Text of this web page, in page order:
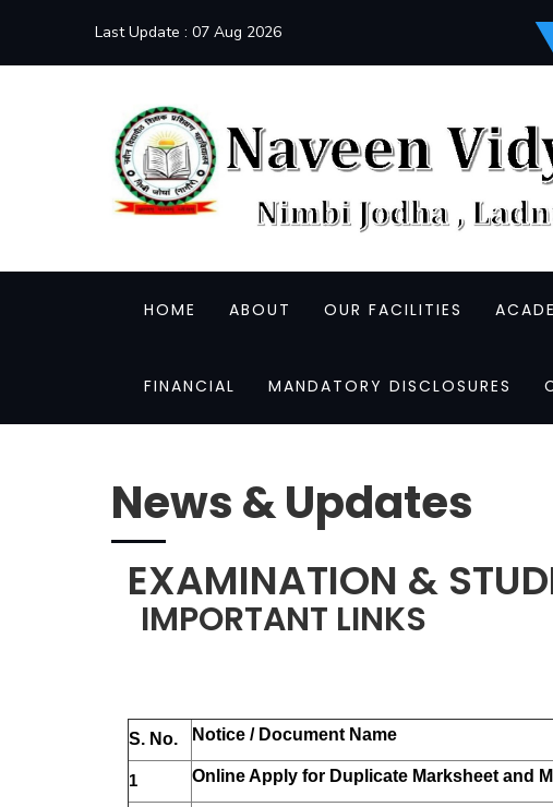
Last Update : 07 Aug 2026
HOME ABOUT OUR FACILITIES
FINANCIAL MANDATORY DISCLOSURES
News & Updates
EXAMINATION &
IMPORTANT LINKS
S. No. Notice / Document Name
1 Online Apply for Duplicate Marksheet and